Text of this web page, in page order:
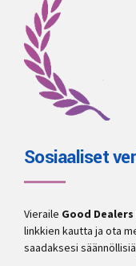
Sosiaaliset
Vieraile Good Dealers
linkkien kautta ja ota
saadaksesi